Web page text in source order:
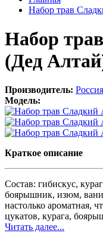
Набор трав
Набор
(Дед
Производитель: Россия
Модель:
Краткое описание
Состав: гибискус,
боярышник, изюм,
настолько ароматная,
цукатов, курага,
Читать далее...